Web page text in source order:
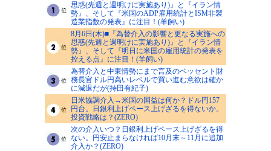
思惑(先週と週明けに実施あり)』と『イラン情
勢』、そして『米国のADP雇用統計とISM非製
造業指数の発表』に注目！(羊飼い)
8月6日(木)■『為替介入の影響と更なる実施への
思惑(先週と週明けに実施あり)』と『イラン情
勢』、そして『明日に米国の雇用統計の発表を
控える点』に注目！(羊飼い)
為替介入と中東情勢にまで言及のベッセント財
務長官ドル円高いレベルで買い進む意欲は確か
に減退だが(持田有紀子)
日米協調介入→米国の国益は何か？ドル円157
円台。日銀利上げペース上げざるを得ないか。
投資戦略は？(ZERO)
次の介入いつ？日銀利上げペース上げざるを得
ない。円安止まらなければ10月末～11月に追加
介入か？(ZERO)